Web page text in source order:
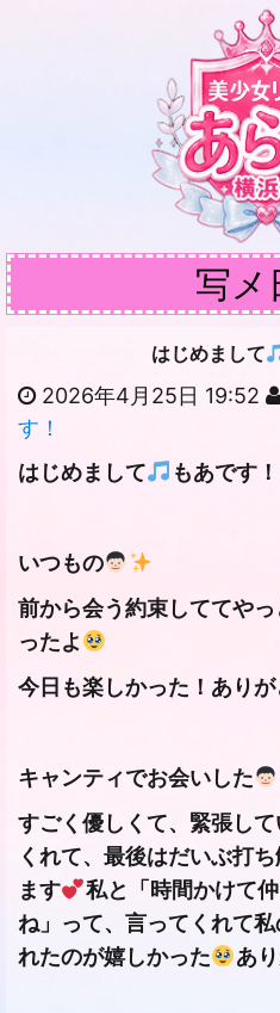
写メ
はじめまして
2026年4月25日 19:52
す！
はじめまして
もあです！
いつもの
前から会う約束しててや
ったよ
今日も楽しかった！ありが
キャンティでお会いした
すごく優しくて、緊張し
くれて、最後はだいぶ打
ます
私と「時間かけて
ね」って、言ってくれて
れたのが嬉しかった
あ